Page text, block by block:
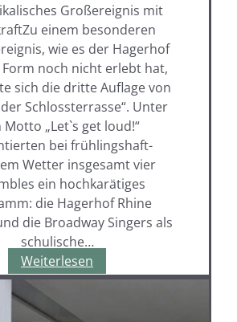
Großereignis mit
einem besonderen
wie es der Hagerhof
noch nicht erlebt hat,
sich die dritte Auflage von
der Schlossterrasse“. Unter
Motto „Let`s get loud!“
bei frühlingshaft-
Wetter insgesamt vier
ein hochkarätiges
die Hagerhof Rhine
die Broadway Singers als
schulische…
Weiterlesen
auf